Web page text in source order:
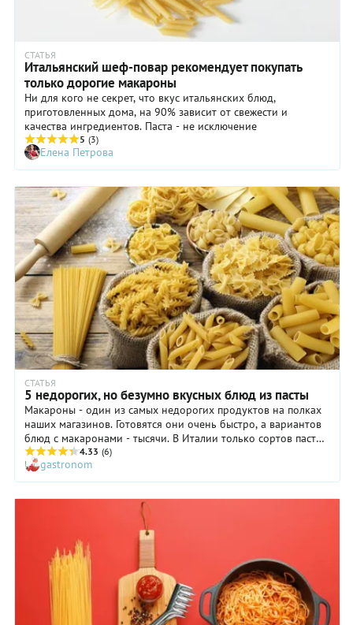
СТАТЬЯ
Итальянский шеф-повар рекомендует покупать
только дорогие макароны
Ни для кого не секрет, что вкус итальянских блюд,
приготовленных дома, на 90% зависит от свежести и
качества ингредиентов. Паста - не исключение
5 (3)
Елена Петрова
СТАТЬЯ
5 недорогих, но безумно вкусных блюд из пасты
Макароны - один из самых недорогих продуктов на полках
наших магазинов. Готовятся они очень быстро, а вариантов
блюд с макаронами - тысячи. В Италии только сортов пасты
около 450 видов плюс сотни разновидностей соусов. Мы
составили для вас подборку бюджетных, но очень
интересных и вкусных блюд из пасты для самых разных
случаев.
4.33 (6)
gastronom